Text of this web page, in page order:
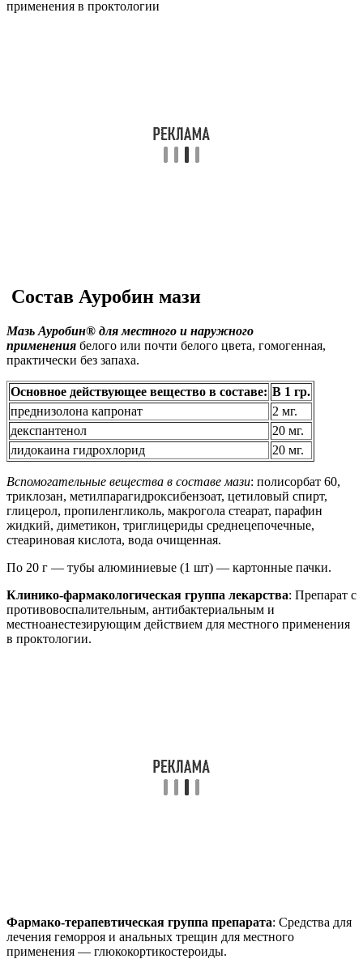
Состав Ауробин мази
Мазь Ауробин® для местного и наружного
применения белого или почти белого цвета, гомогенная,
практически без запаха.
Основное действующее вещество в составе: В 1 гр.
преднизолона капронат
2 мг.
декспантенол
20 мг.
лидокаина гидрохлорид
20 мг.
Вспомогательные вещества в составе мази: полисорбат 60,
триклозан, метилпарагидроксибензоат, цетиловый спирт,
глицерол, пропиленгликоль, макрогола стеарат, парафин
жидкий, диметикон, триглицериды среднецепочечные,
стеариновая кислота, вода очищенная.
По 20 г — тубы алюминиевые (1 шт) — картонные пачки.
Клинико-фармакологическая группа лекарства: Препарат с
противовоспалительным, антибактериальным и
местноанестезирующим действием для местного применения
в проктологии.
Фармако-терапевтическая группа препарата: Средства для
лечения геморроя и анальных трещин для местного
применения — глюкокортикостероиды.